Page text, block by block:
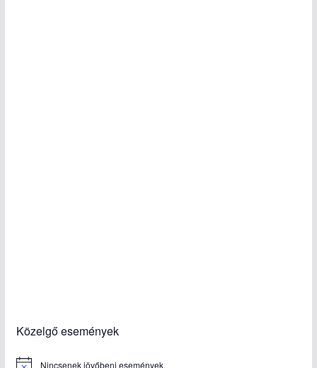
Közelgő események
Nincsenek jövőbeni események.